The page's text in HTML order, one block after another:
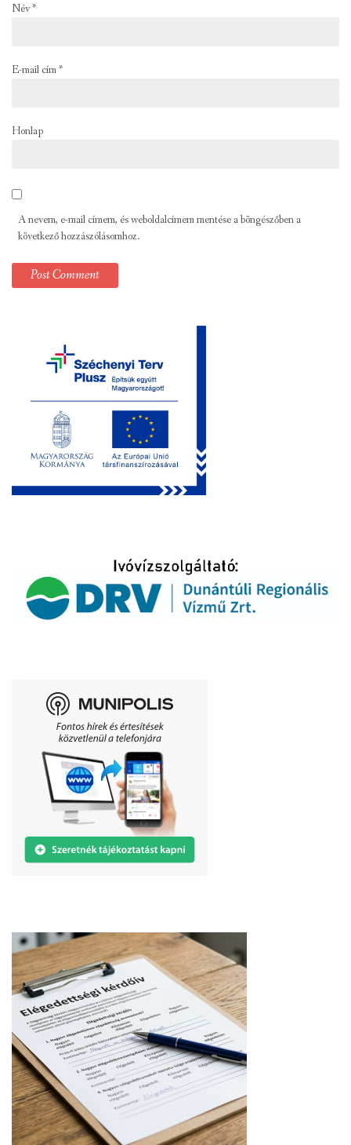
Név*
E-mail cím*
Honlap
A nevem, e-mail címem, és weboldalcímem mentése a böngészőben a
következő hozzászólásomhoz.